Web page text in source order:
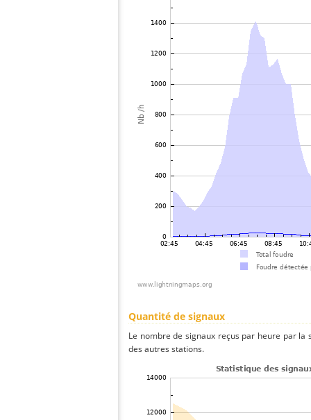
Quantité de signaux
Le nombre de signaux reçus par heure par
des autres stations.